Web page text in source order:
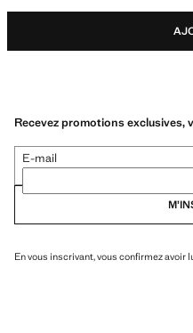
Recevez promotions exclusives,
E-mail
En vous inscrivant, vous confirmez avoir